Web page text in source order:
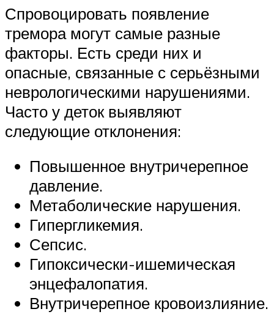
Спровоцировать появление
тремора могут самые разные
факторы. Есть среди них и
опасные, связанные с серьёзными
неврологическими нарушениями.
Часто у деток выявляют
следующие отклонения:
Повышенное внутричерепное
давление.
Метаболические нарушения.
Гипергликемия.
Сепсис.
Гипоксически-ишемическая
энцефалопатия.
Внутричерепное кровоизлияние.